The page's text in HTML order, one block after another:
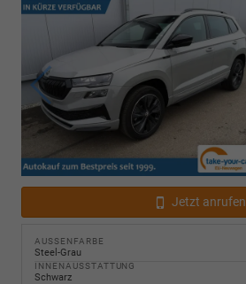
Jetzt anrufen
AUSSENFARBE
Steel-Grau
INNENAUSSTATTUNG
Schwarz